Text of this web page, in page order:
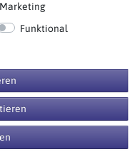
Marketing
Funktional